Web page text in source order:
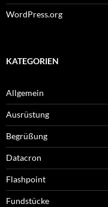
WordPress.org
KATEGORIEN
Allgemein
Ausrüstung
Begrüßung
Datacron
Flashpoint
Fundstücke